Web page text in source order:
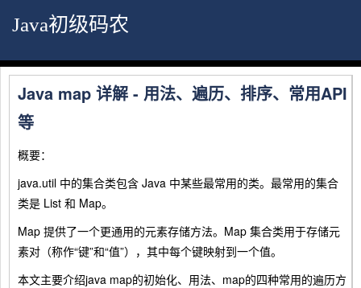
Java初级码农
Java map 详解 - 用法、遍历、排序、常用API
等
概要：
java.util 中的集合类包含 Java 中某些最常用的类。最常用的集合
类是 List 和 Map。
Map 提供了一个更通用的元素存储方法。Map 集合类用于存储元
素对（称作“键”和“值”），其中每个键映射到一个值。
本文主要介绍java map的初始化、用法、map的四种常用的遍历方